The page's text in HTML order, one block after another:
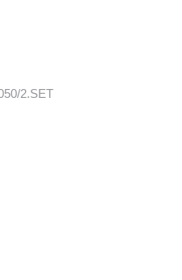
Wert ein oder benutze die
2.SET